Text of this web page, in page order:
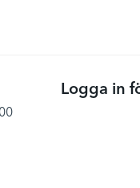
Logga in